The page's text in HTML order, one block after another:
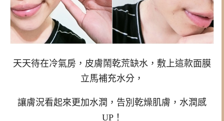
天天待在冷氣房，皮膚鬧乾荒缺水，敷上這款面膜
立馬補充水分，
讓膚況看起來更加水潤，告別乾燥肌膚，水潤感
UP！